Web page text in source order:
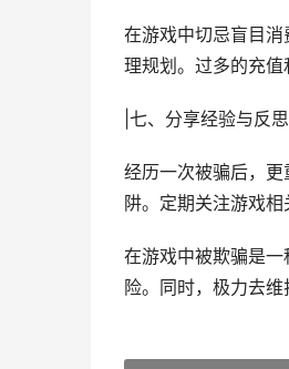
在游戏中切忌盲目
理规划。过多的充值
|七、分享经验与反思|
经历一次被骗后，
阱。定期关注游戏
在游戏中被欺骗是
险。同时，极力去